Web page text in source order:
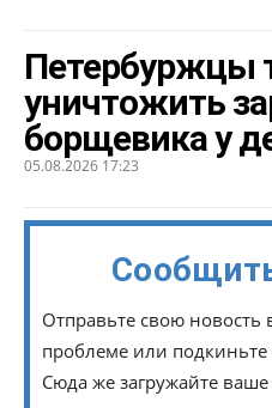
Петербуржцы
уничтожить
борщевика у
05.08.2026 17:23
Отправьте свою новость
проблеме или
Сюда же загружайте